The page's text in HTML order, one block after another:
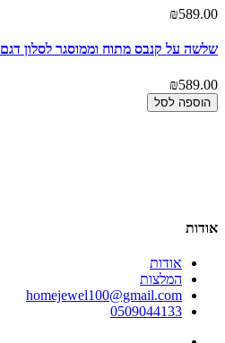
₪589.00
שלשה על קנבס מתוח וממוסגר לסלון דגם 4065274
₪589.00
הוספה לסל
אודות
אודות
המלצות
homejewel100@gmail.com
0509044133